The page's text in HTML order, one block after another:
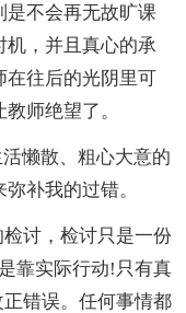
是不会再无故旷课
机，并且真心的承
在往后的光阴里可
师绝望了。
懒散、粗心大意的
补我的过错。
讨，检讨只是一份
靠实际行动!只有真
错误。任何事情都